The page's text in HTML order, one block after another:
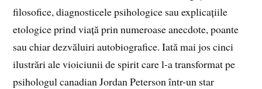
filosofice, diagnosticele psihologice sau explicațiile
etologice prind viață prin numeroase anecdote, poante
sau chiar dezvăluiri autobiografice. Iată mai jos cinci
ilustrări ale vioiciunii de spirit care l-a transformat pe
psihologul canadian Jordan Peterson într-un star